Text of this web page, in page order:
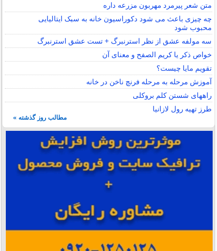
متن شعر پیرمرد مهربون مزرعه داره
چه چیزی باعث می شود دکوراسیون خانه به سبک ایتالیایی
محبوب شود
سه مولفه عشق از نظر استرنبرگ + تست عشق استرنبرگ
خواص ذکر یا کریم الصفح و معنای آن
تقویم مایا چیست؟
آموزش مرحله به مرحله فرنچ ناخن در خانه
راههای شستن کلم بروکلی
طرز تهیه رول لازانیا
مطالب روز گذشته »